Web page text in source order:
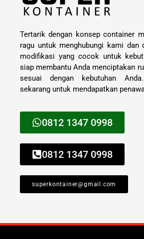
Tertarik dengan konsep container
ragu untuk menghubungi kami dan
modifikasi yang cocok untuk
siap membantu Anda menciptakan
sesuai dengan kebutuhan
sekarang untuk mendapatkan
0812 1347 0998
0812 1347 0998
superkontainer@gmail.com